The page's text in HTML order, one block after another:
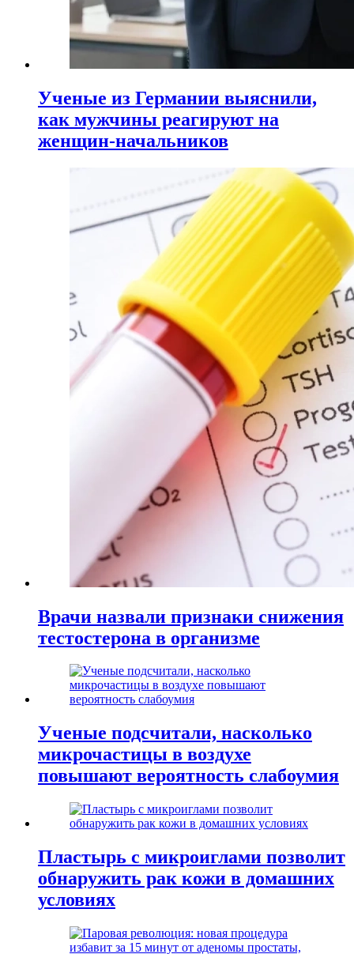
Ученые из Германии выяснили,
как мужчины реагируют на
женщин-начальников
Врачи назвали признаки снижения
тестостерона в организме
Ученые подсчитали, насколько
микрочастицы в воздухе
повышают вероятность слабоумия
Пластырь с микроиглами позволит
обнаружить рак кожи в домашних
условиях